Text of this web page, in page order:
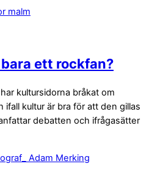
ett rockfan?
kultursidorna bråkat om
ifall kultur är bra för att den gillas
debatten och ifrågasätter